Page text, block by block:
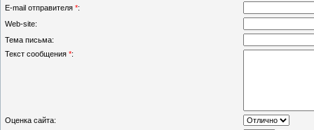
E-mail отправителя *:
Web-site:
Тема письма:
Текст сообщения *:
Оценка сайта: